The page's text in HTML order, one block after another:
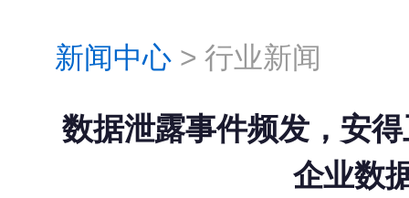
新闻中心>行业新闻
数据泄露事件频发，安
企业数